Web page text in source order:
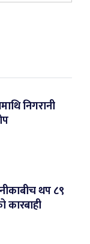
निगरानी
थप ८९
कारबाही